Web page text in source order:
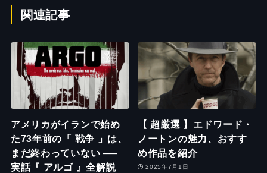
関連記事
アメリカがイランで始め
た73年前の「 戦争 」は、
まだ終わっていない ──
実話『 アルゴ 』全解説
【 超厳選 】エドワード・
ノートンの魅力、おすす
め作品を紹介
2025年7月1日